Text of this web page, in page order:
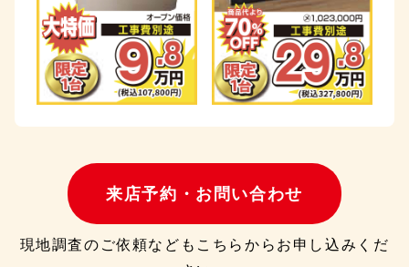
来店予約・お問い合わせ
現地調査のご依頼などもこちらからお申し込みくだ